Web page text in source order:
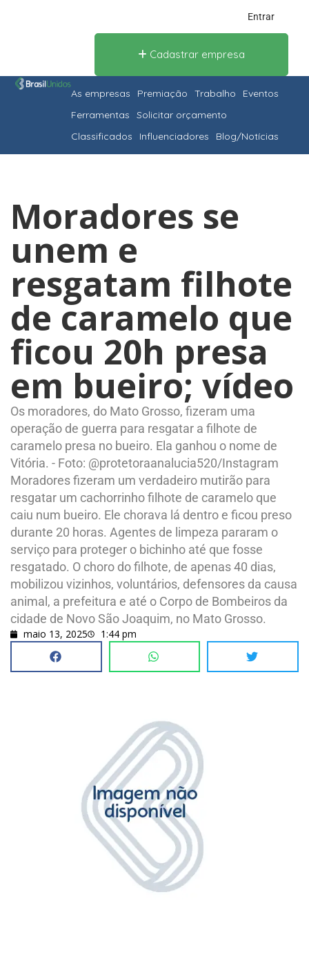
Entrar
Cadastrar empresa
As empresas Premiação Trabalho
Eventos
Ferramentas
Solicitar orçamento
Classificados
Influenciadores Blog/Notícias
Moradores se
unem e
resgatam filhote
de caramelo que
ficou 20h presa
em bueiro; vídeo
Os moradores, do Mato Grosso, fizeram uma
operação de guerra para resgatar a filhote de
caramelo presa no bueiro. Ela ganhou o nome de
Vitória. - Foto: @protetoraanalucia520/Instagram
Moradores fizeram um verdadeiro mutirão para
resgatar um cachorrinho filhote de caramelo que
caiu num bueiro. Ele chorava lá dentro e ficou preso
durante 20 horas. Agentes de limpeza pararam o
serviço para proteger o bichinho até que fosse
resgatado. O choro do filhote, de apenas 40 dias,
mobilizou vizinhos, voluntários, defensores da causa
animal, a prefeitura e até o Corpo de Bombeiros da
cidade de Novo São Joaquim, no Mato Grosso.
maio 13, 2025 1:44 pm